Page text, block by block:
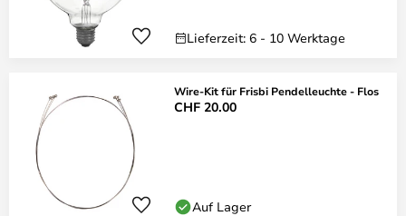
Lieferzeit: 6 - 10 Werktage
Wire-Kit für Frisbi Pendelleuchte - Flos
CHF 20.00
Auf Lager